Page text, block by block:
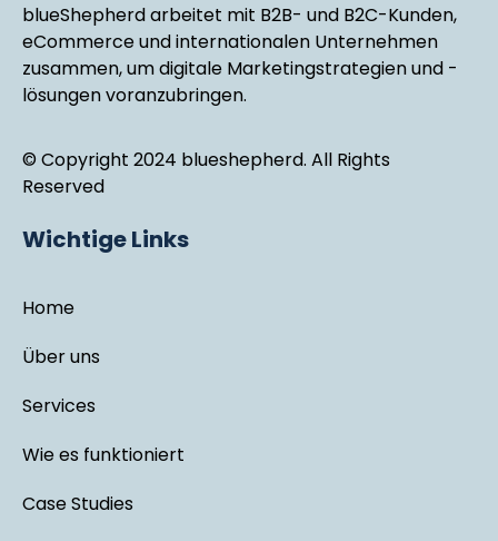
blueShepherd arbeitet mit B2B- und B2C-Kunden,
eCommerce und internationalen Unternehmen
zusammen, um digitale Marketingstrategien und -
lösungen voranzubringen.
© Copyright 2024 blueshepherd. All Rights
Reserved
Wichtige Links
Home
Über uns
Services
Wie es funktioniert
Case Studies